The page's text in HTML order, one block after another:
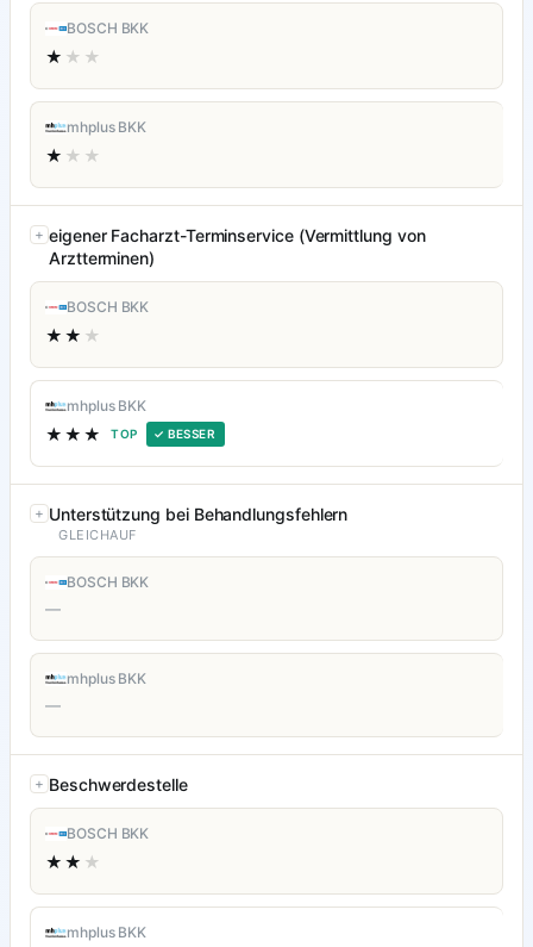
BOSCH BKK
★ ★★
mhplus BKK
★ ★★
eigener Facharzt-Terminservice (Vermittlung von
Arztterminen)
BOSCH BKK
★★ ★
mhplus BKK
★★★ TOP ✓ BESSER
Unterstützung bei Behandlungsfehlern
GLEICHAUF
BOSCH BKK
—
mhplus BKK
—
Beschwerdestelle
BOSCH BKK
★★ ★
mhplus BKK